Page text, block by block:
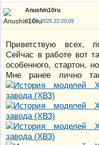
Anushin10ru
07-01-2025 22:20:09
Приветствую всех,
Сейчас в работе вот
особенного, стартон,
Мне ранее лично